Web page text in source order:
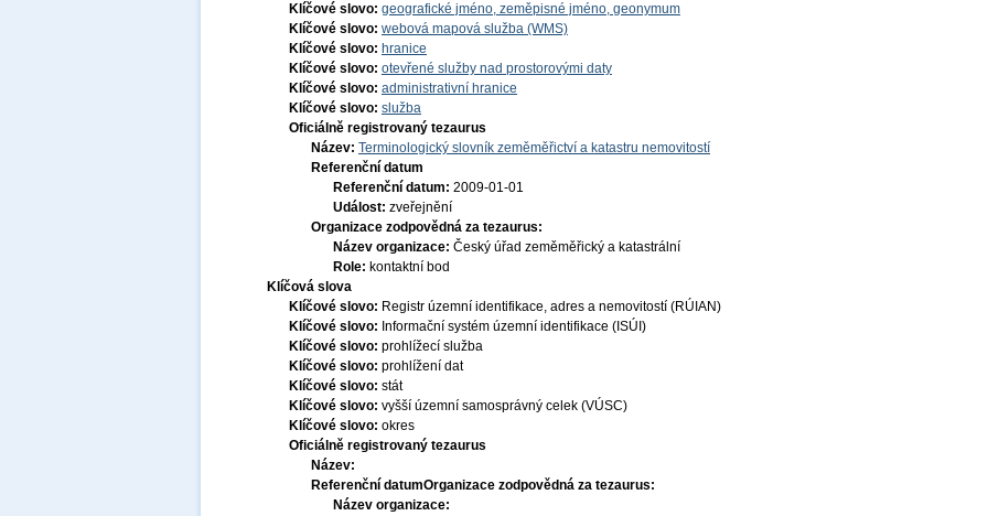
Klíčové slovo: geografické jméno, zeměpisné jméno, geonymum
Klíčové slovo: webová mapová služba (WMS)
Klíčové slovo: hranice
Klíčové slovo: otevřené služby nad prostorovými daty
Klíčové slovo: administrativní hranice
Klíčové slovo: služba
Oficiálně registrovaný tezaurus
Název: Terminologický slovník zeměměřictví a katastru nemovitostí
Referenční datum
Referenční datum: 2009-01-01
Událost: zveřejnění
Organizace zodpovědná za tezaurus:
Název organizace: Český úřad zeměměřický a katastrální
Role: kontaktní bod
Klíčová slova
Klíčové slovo: Registr územní identifikace, adres a nemovitostí (RÚIAN)
Klíčové slovo: Informační systém územní identifikace (ISÚI)
Klíčové slovo: prohlížecí služba
Klíčové slovo: prohlížení dat
Klíčové slovo: stát
Klíčové slovo: vyšší územní samosprávný celek (VÚSC)
Klíčové slovo: okres
Oficiálně registrovaný tezaurus
Název:
Referenční datumOrganizace zodpovědná za tezaurus:
Název organizace: